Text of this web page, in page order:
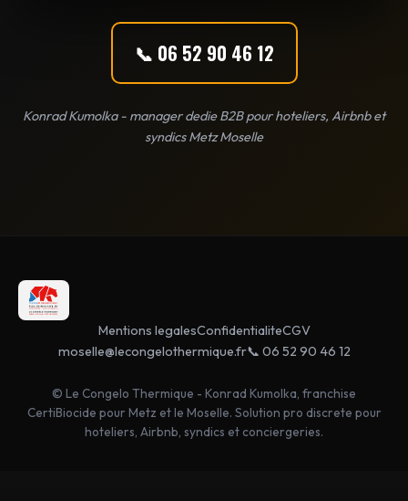
📞 06 52 90 46 12
Konrad Kumolka - manager dedie B2B pour hoteliers, Airbnb et
syndics Metz Moselle
Mentions legalesConfidentialiteCGV
moselle@lecongelothermique.fr📞 06 52 90 46 12
© Le Congelo Thermique - Konrad Kumolka, franchise
CertiBiocide pour Metz et le Moselle. Solution pro discrete pour
hoteliers, Airbnb, syndics et conciergeries.